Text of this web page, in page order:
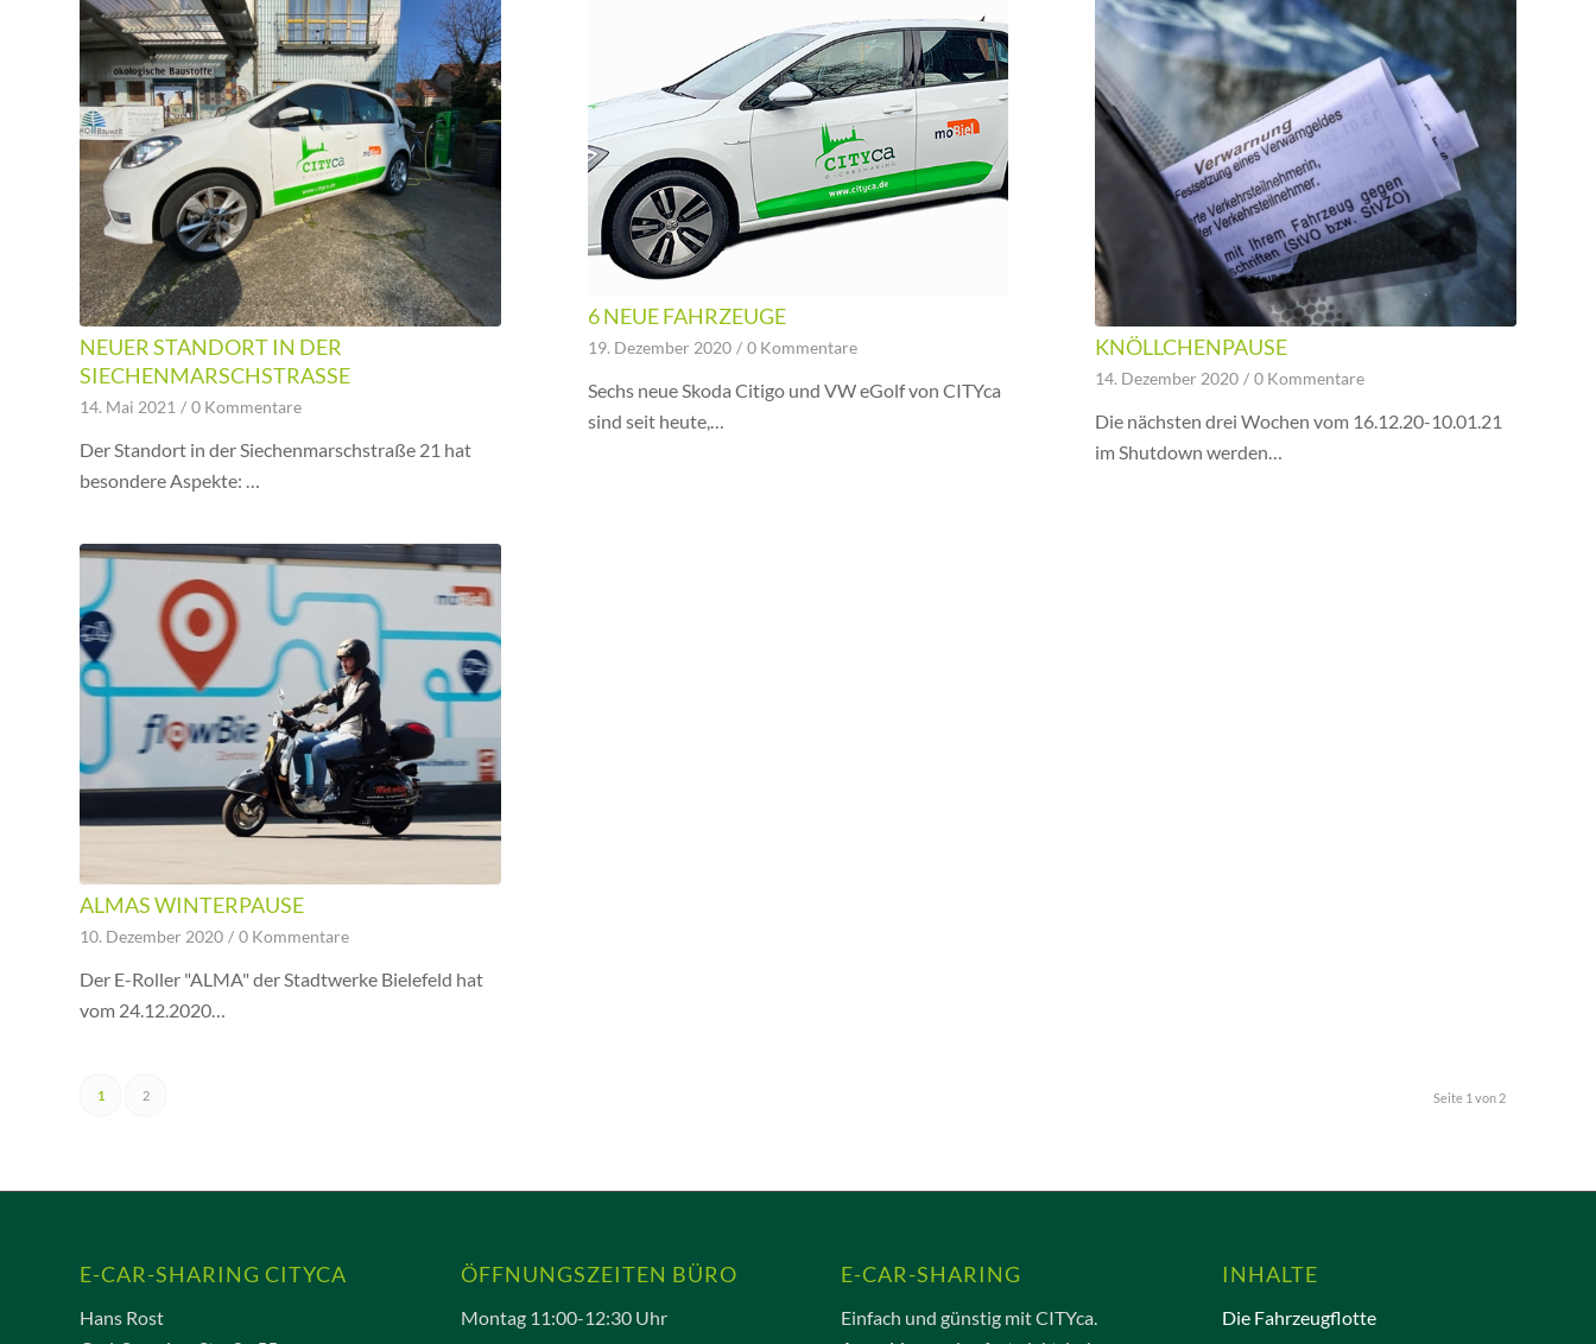
NEUER STANDORT IN DER
SIECHENMARSCHSTRASSE
14. Mai 2021 / 0 Kommentare
Der Standort in der Siechenmarschstraße 21 hat
besondere Aspekte: …
6 NEUE FAHRZEUGE
19. Dezember 2020 / 0 Kommentare
Sechs neue Skoda Citigo und VW eGolf von CITYca
sind seit heute,…
KNÖLLCHENPAUSE
14. Dezember 2020 / 0 Kommentare
Die nächsten drei Wochen vom 16.12.20-10.01.21
im Shutdown werden…
ALMAS WINTERPAUSE
10. Dezember 2020 / 0 Kommentare
Der E-Roller "ALMA" der Stadtwerke Bielefeld hat
vom 24.12.2020…
Seite 1 von 2
1 2
E-CAR-SHARING CITYCA
Hans Rost
ÖFFNUNGSZEITEN BÜRO
Montag 11:00-12:30 Uhr
E-CAR-SHARING
Einfach und günstig mit CITYca.
INHALTE
Die Fahrzeugflotte